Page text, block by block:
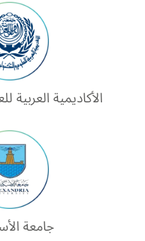
الأكاديمية العربية
جامعة